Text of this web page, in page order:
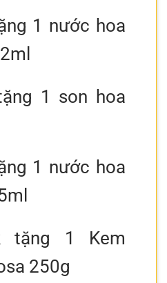
1 nước hoa
1 son hoa
1 nước hoa
tặng 1 Kem
250g